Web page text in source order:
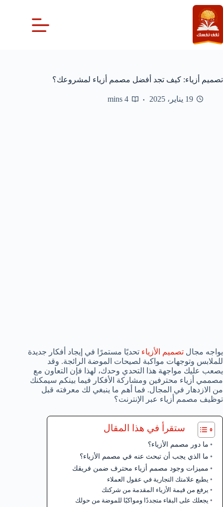
التجاوز
إلى
المحتوى
تصميم أزياء: كيف تجد أفضل مصمم أزياء لمشروعك؟
19 يناير، 2025 4 mins
يواجه مجال تصميم الأزياء تحديًا مستمرًا في إيجاد أفكار جديدة
للملابس وتوجهات مواكبة لصيحات الموضة الرائجة. وقد
يصعب عليك مواجهة هذا التحدي وحدك، لهذا فإن التعاون مع
مصممي أزياء محترفين ومشاركة الأفكار فيما بينكم سيمكنك
من الازدهار في المجال. فما أهم ما ينبغي لك معرفته قبل
توظيف مصمم أزياء عبر الإنترنت؟
ستقرأ في هذا المقال
ما دور مصمم الأزياء؟
ما الذي يجب أن تبحث عنه في مصمم الأزياء؟
مميزات وجود مصمم أزياء محترف ضمن فريقك
يطبع علامتك التجارية في عقول العملاء
يرفع من قيمة الأزياء المقدمة من شركتك
يجعلك على البقاء متجددًا ومواكبًا للموضة من حولك